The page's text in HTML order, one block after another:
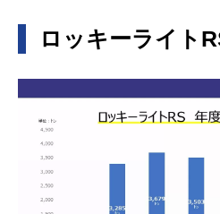
ロッキーライト